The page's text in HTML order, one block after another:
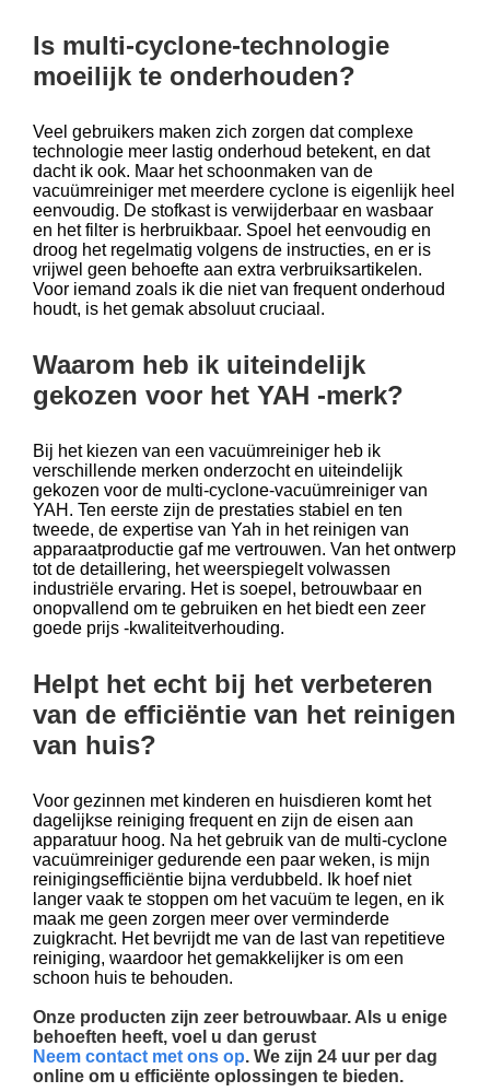
Is multi-cyclone-technologie
moeilijk te onderhouden?
Veel gebruikers maken zich zorgen dat complexe
technologie meer lastig onderhoud betekent, en dat
dacht ik ook. Maar het schoonmaken van de
vacuümreiniger met meerdere cyclone is eigenlijk heel
eenvoudig. De stofkast is verwijderbaar en wasbaar
en het filter is herbruikbaar. Spoel het eenvoudig en
droog het regelmatig volgens de instructies, en er is
vrijwel geen behoefte aan extra verbruiksartikelen.
Voor iemand zoals ik die niet van frequent onderhoud
houdt, is het gemak absoluut cruciaal.
Waarom heb ik uiteindelijk
gekozen voor het YAH -merk?
Bij het kiezen van een vacuümreiniger heb ik
verschillende merken onderzocht en uiteindelijk
gekozen voor de multi-cyclone-vacuümreiniger van
YAH. Ten eerste zijn de prestaties stabiel en ten
tweede, de expertise van Yah in het reinigen van
apparaatproductie gaf me vertrouwen. Van het ontwerp
tot de detaillering, het weerspiegelt volwassen
industriële ervaring. Het is soepel, betrouwbaar en
onopvallend om te gebruiken en het biedt een zeer
goede prijs -kwaliteitverhouding.
Helpt het echt bij het verbeteren
van de efficiëntie van het reinigen
van huis?
Voor gezinnen met kinderen en huisdieren komt het
dagelijkse reiniging frequent en zijn de eisen aan
apparatuur hoog. Na het gebruik van de multi-cyclone
vacuümreiniger gedurende een paar weken, is mijn
reinigingsefficiëntie bijna verdubbeld. Ik hoef niet
langer vaak te stoppen om het vacuüm te legen, en ik
maak me geen zorgen meer over verminderde
zuigkracht. Het bevrijdt me van de last van repetitieve
reiniging, waardoor het gemakkelijker is om een
schoon huis te behouden.
Onze producten zijn zeer betrouwbaar. Als u enige
behoeften heeft, voel u dan gerust
Neem contact met ons op. We zijn 24 uur per dag
online om u efficiënte oplossingen te bieden.